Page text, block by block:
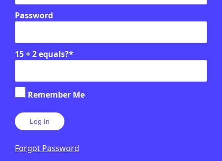
Password
15 + 2 equals?*
Remember Me
Forgot Password